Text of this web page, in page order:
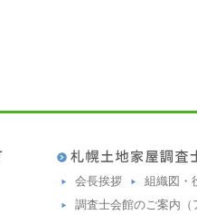
会長挨拶
組織図・
調査士会館のご案内（